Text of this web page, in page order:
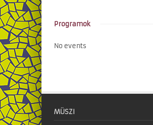
Programok
No events
MÜSZI